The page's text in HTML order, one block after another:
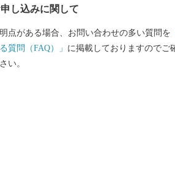
し込みに関して
点がある場合、お問い合わせの多い質問を
質問（FAQ）」 に掲載しておりますのでご
い。